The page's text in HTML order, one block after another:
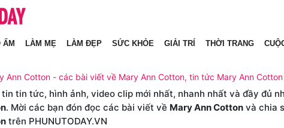
ẤM LÀM MẸ LÀM ĐẸP SỨC KHỎE GIẢI TRÍ THỜI TRANG
Ann Cotton - các bài viết về Mary Ann Cotton, tin tức Mary Ann Cotton
tin tức, hình ảnh, video clip mới nhất, nhanh nhất và đầy đủ
. Mời các bạn đón đọc các bài viết về Mary Ann Cotton và chia
trên PHUNUTODAY.VN